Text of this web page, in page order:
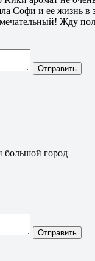
Софи и ее жизнь в
Жду
Отправить
большой город
Отправить